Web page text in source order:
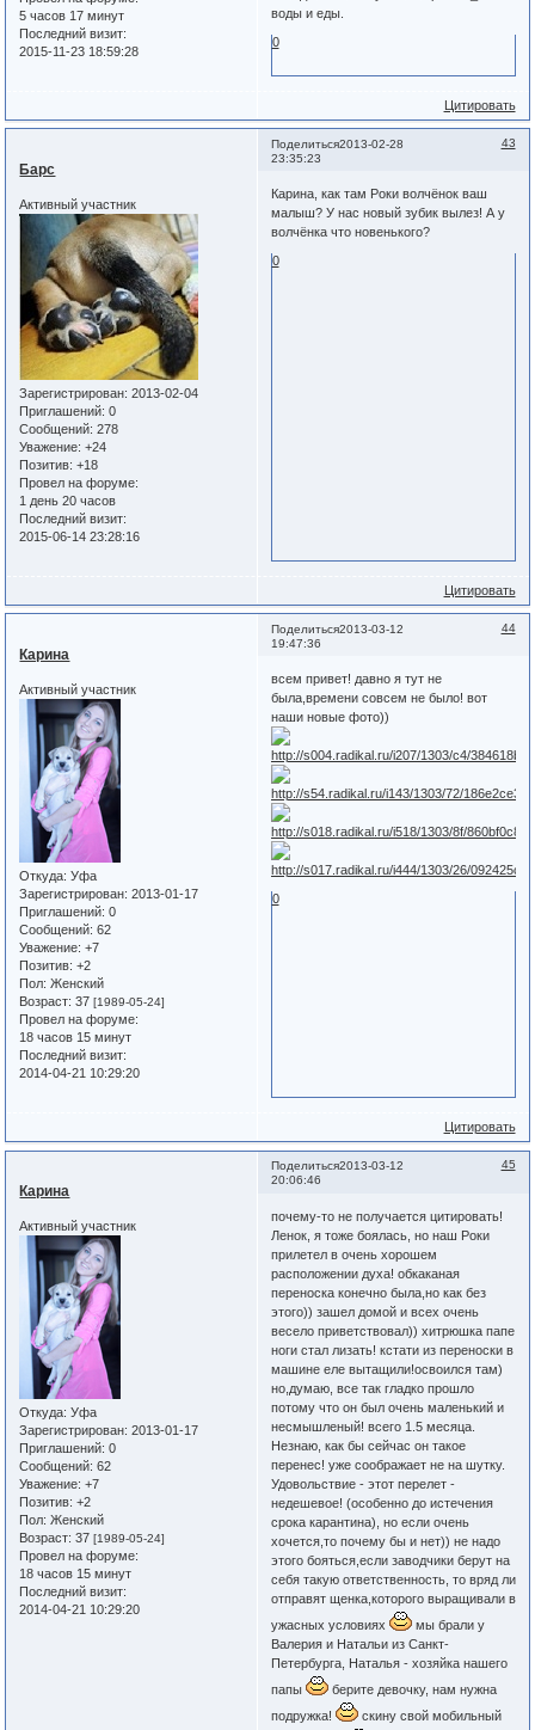
5 часов 17 минут
Последний визит:
2015-11-23 18:59:28
воды и еды.
0
Цитировать
Поделиться 43
2013-02-28
23:35:23
Барс
Активный участник
Зарегистрирован: 2013-02-04
Приглашений: 0
Сообщений: 278
Уважение: +24
Позитив: +18
Провел на форуме:
1 день 20 часов
Последний визит:
2015-06-14 23:28:16
Карина, как там Роки волчёнок ваш
малыш? У нас новый зубик вылез! А у
волчёнка что новенького?
0
Цитировать
Поделиться 44
2013-03-12
19:47:36
Карина
Активный участник
Откуда: Уфа
Зарегистрирован: 2013-01-17
Приглашений: 0
Сообщений: 62
Уважение: +7
Позитив: +2
Пол: Женский
Возраст: 37[1989-05-24]
Провел на форуме:
18 часов 15 минут
Последний визит:
2014-04-21 10:29:20
всем привет! давно я тут не
была,времени совсем не было! вот
наши новые фото))
0
Цитировать
Поделиться 45
2013-03-12
20:06:46
Карина
Активный участник
Откуда: Уфа
Зарегистрирован: 2013-01-17
Приглашений: 0
Сообщений: 62
Уважение: +7
Позитив: +2
Пол: Женский
Возраст: 37[1989-05-24]
Провел на форуме:
18 часов 15 минут
Последний визит:
2014-04-21 10:29:20
почему-то не получается цитировать!
Ленок, я тоже боялась, но наш Роки
прилетел в очень хорошем
расположении духа! обкаканая
переноска конечно была,но как без
этого)) зашел домой и всех очень
весело приветствовал)) хитрюшка папе
ноги стал лизать! кстати из переноски в
машине еле вытащили!освоился там)
но,думаю, все так гладко прошло
потому что он был очень маленький и
несмышленый! всего 1.5 месяца.
Незнаю, как бы сейчас он такое
перенес! уже соображает не на шутку.
Удовольствие - этот перелет -
недешевое! (особенно до истечения
срока карантина), но если очень
хочется,то почему бы и нет)) не надо
этого бояться,если заводчики берут на
себя такую ответственность, то вряд ли
отправят щенка,которого выращивали в
ужасных условиях
мы брали у
Валерия и Натальи из Санкт-
Петербурга, Наталья - хозяйка нашего
папы
берите девочку, нам нужна
подружка!
скину свой мобильный